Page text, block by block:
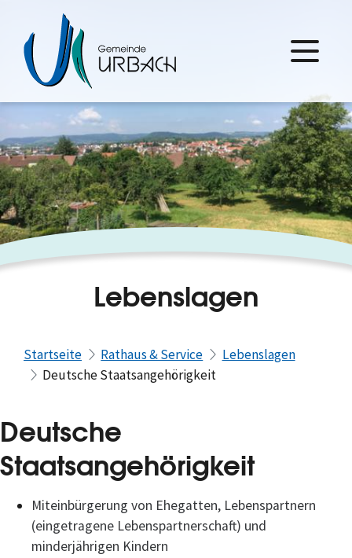
Lebenslagen
Startseite Rathaus & Service
Lebenslagen
Deutsche Staatsangehörigkeit
Deutsche
Staatsangehörigkeit
Miteinbürgerung von Ehegatten, Lebenspartnern
(eingetragene Lebenspartnerschaft) und
minderjährigen Kindern